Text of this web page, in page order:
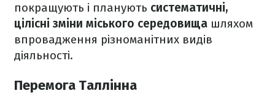
покращують і планують систематичні,
цілісні зміни міського середовища шляхом
впровадження різноманітних видів
діяльності.
Перемога Таллінна